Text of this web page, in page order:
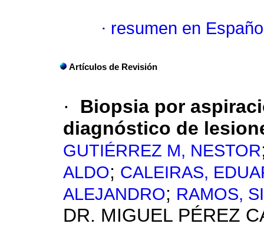
· resumen en
Artículos de Revisión
·
Biopsia por
diagnóstico de
GUTIÉRREZ M, NESTOR
ALDO; CALEIRAS,
ALEJANDRO; RAMOS,
DR. MIGUEL PÉREZ